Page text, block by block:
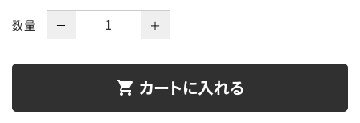
数量 － ＋
shopping_cart カートに入れる